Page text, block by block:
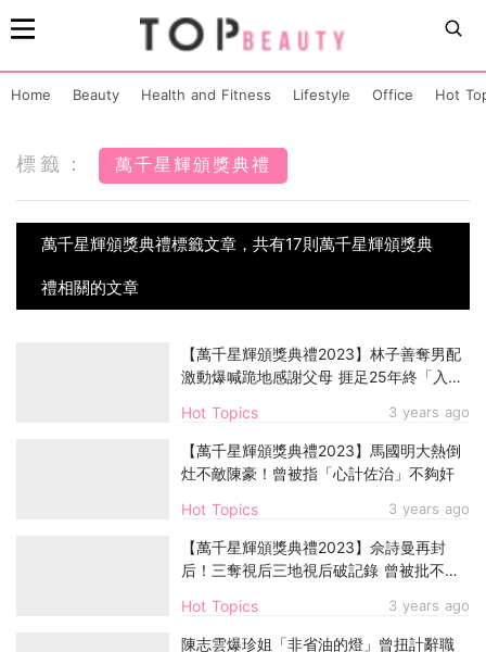
Home Beauty Health and Fitness Lifestyle Office Hot
標籤： 萬千星輝頒獎典禮
萬千星輝頒獎典禮標籤文章，共有17則萬千星輝頒獎典
禮相關的文章
Hot Topics 3 years ago
【萬千星輝頒獎典禮2023】林子善奪男配
激動爆喊跪地感謝父母 捱足25年終「入
Hot Topics 3 years ago
【萬千星輝頒獎典禮2023】馬國明大熱倒
灶不敵陳豪！曾被指「心計佐治」不夠奸
Hot Topics 3 years ago
【萬千星輝頒獎典禮2023】佘詩曼再封
后！三奪視后三地視后破記錄 曾被批不懂
陳志雲爆珍姐「非省油的燈」曾扭計辭職